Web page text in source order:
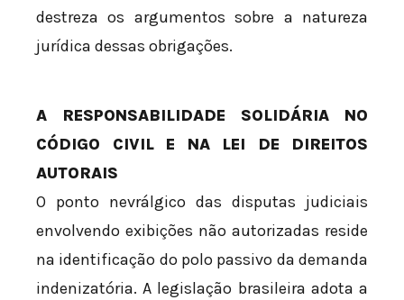
destreza os argumentos sobre a natureza
jurídica dessas obrigações.
A RESPONSABILIDADE SOLIDÁRIA NO
CÓDIGO CIVIL E NA LEI DE DIREITOS
AUTORAIS
O ponto nevrálgico das disputas judiciais
envolvendo exibições não autorizadas reside
na identificação do polo passivo da demanda
indenizatória. A legislação brasileira adota a